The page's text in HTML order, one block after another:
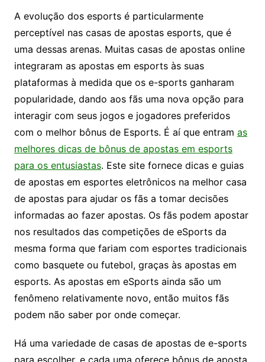
A evolução dos esports é particularmente
perceptível nas casas de apostas esports, que é
uma dessas arenas. Muitas casas de apostas online
integraram as apostas em esports às suas
plataformas à medida que os e-sports ganharam
popularidade, dando aos fãs uma nova opção para
interagir com seus jogos e jogadores preferidos
com o melhor bônus de Esports. É aí que entram as
melhores dicas de bônus de apostas em esports
para os entusiastas. Este site fornece dicas e guias
de apostas em esportes eletrônicos na melhor casa
de apostas para ajudar os fãs a tomar decisões
informadas ao fazer apostas. Os fãs podem apostar
nos resultados das competições de eSports da
mesma forma que fariam com esportes tradicionais
como basquete ou futebol, graças às apostas em
esports. As apostas em eSports ainda são um
fenômeno relativamente novo, então muitos fãs
podem não saber por onde começar.
Há uma variedade de casas de apostas de e-sports
para escolher, e cada uma oferece bônus de aposta